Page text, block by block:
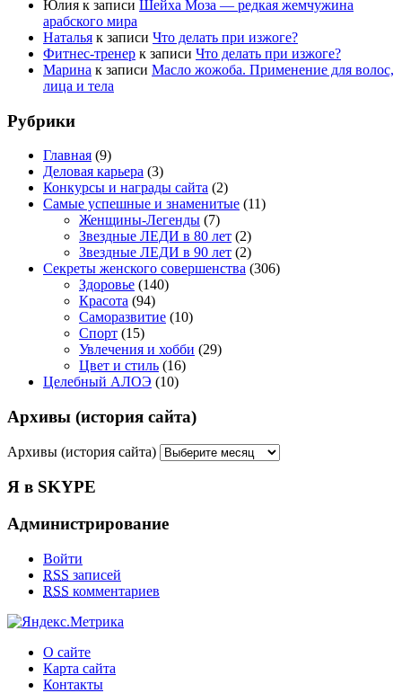
Юлия к записи Шейха Моза — редкая жемчужина
арабского мира
Наталья к записи Что делать при изжоге?
Фитнес-тренер к записи Что делать при изжоге?
Марина к записи Масло жожоба. Применение для волос,
лица и тела
Рубрики
Главная (9)
Деловая карьера (3)
Конкурсы и награды сайта (2)
Самые успешные и знаменитые (11)
Женщины-Легенды (7)
Звездные ЛЕДИ в 80 лет (2)
Звездные ЛЕДИ в 90 лет (2)
Секреты женского совершенства (306)
Здоровье (140)
Красота (94)
Саморазвитие (10)
Спорт (15)
Увлечения и хобби (29)
Цвет и стиль (16)
Целебный АЛОЭ (10)
Архивы (история сайта)
Архивы (история сайта)
Я в SKYPE
Администрирование
Войти
RSS записей
RSS комментариев
О сайте
Карта сайта
Контакты